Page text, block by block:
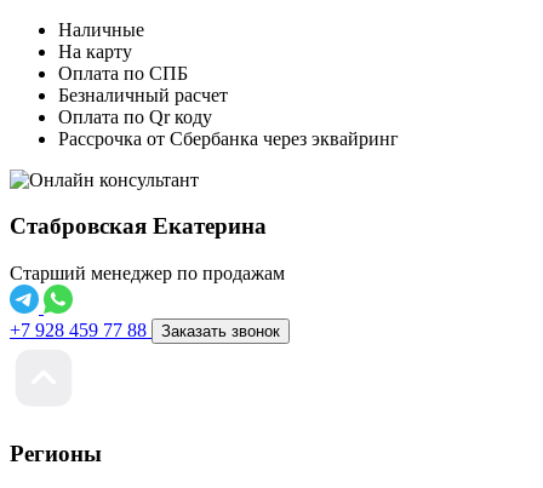
Наличные
На карту
Оплата по СПБ
Безналичный расчет
Оплата по Qr коду
Рассрочка от Сбербанка через эквайринг
Стабровская Екатерина
Старший менеджер по продажам
+7 928 459 77 88 Заказать звонок
Регионы